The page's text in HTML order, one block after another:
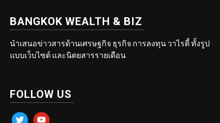
BANGKOK WEALTH & BIZ
นำเสนอข่าวสารด้านเศรษฐกิจ ธุรกิจ การลงทุน วาไรตี้ ทั้งรูป
แบบเว็บไซต์ และนิตยสารรายเดือน
FOLLOW US
twitter youtube